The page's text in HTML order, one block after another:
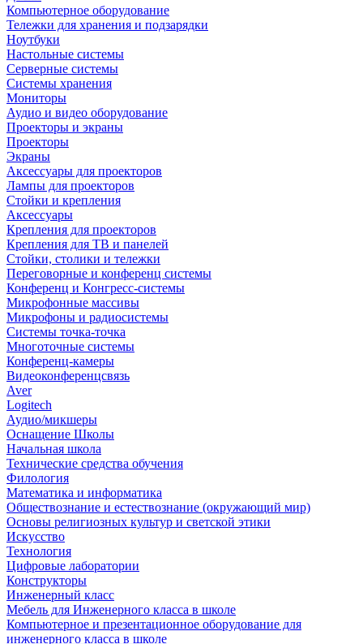
Компьютерное оборудование
Тележки для хранения и подзарядки
Ноутбуки
Настольные системы
Серверные системы
Системы хранения
Мониторы
Аудио и видео оборудование
Проекторы и экраны
Проекторы
Экраны
Аксессуары для проекторов
Лампы для проекторов
Стойки и крепления
Аксессуары
Крепления для проекторов
Крепления для ТВ и панелей
Стойки, столики и тележки
Переговорные и конференц системы
Конференц и Конгресс-системы
Микрофонные массивы
Микрофоны и радиосистемы
Системы точка-точка
Многоточные системы
Конференц-камеры
Видеоконференцсвязь
Aver
Logitech
Аудио/микшеры
Оснащение Школы
Начальная школа
Технические средства обучения
Филология
Математика и информатика
Обществознание и естествознание (окружающий мир)
Основы религиозных культур и светской этики
Искусство
Технология
Цифровые лаборатории
Конструкторы
Инженерный класс
Мебель для Инженерного класса в школе
Компьютерное и презентационное оборудование для
инженерного класса в школе